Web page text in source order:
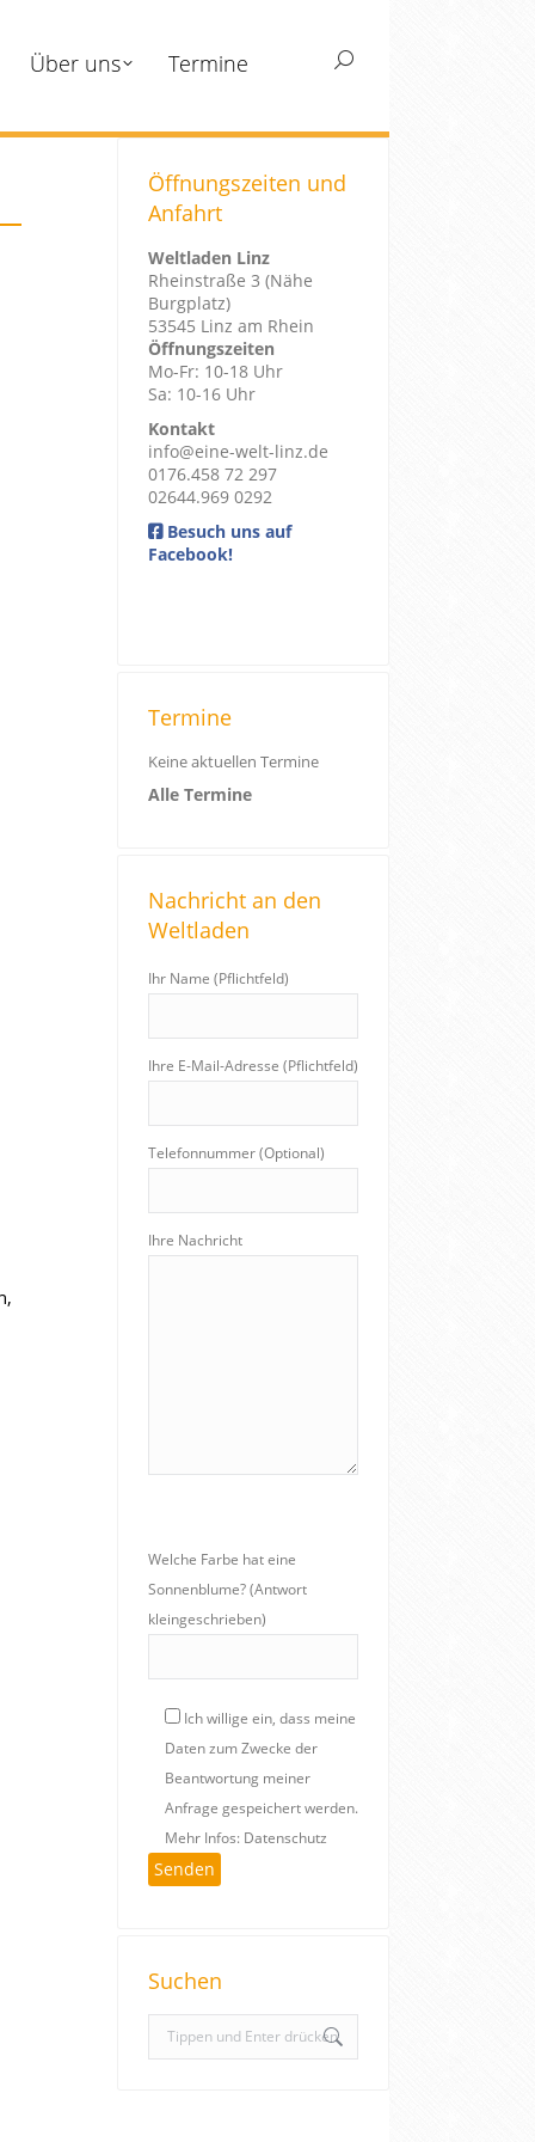
Über uns Termine Search:
Öffnungszeiten und
Anfahrt
Weltladen Linz
Rheinstraße 3 (Nähe
Burgplatz)
53545 Linz am Rhein
Öffnungszeiten
Mo-Fr: 10-18 Uhr
Sa: 10-16 Uhr
Kontakt
info@eine-welt-linz.de
0176.458 72 297
02644.969 0292
Besuch uns auf
Facebook!
Termine
Keine aktuellen Termine
Alle Termine
Nachricht an den
Weltladen
Ihr Name (Pflichtfeld)
Ihre E-Mail-Adresse (Pflichtfeld)
Telefonnummer (Optional)
Ihre Nachricht
Welche Farbe hat eine
Sonnenblume? (Antwort
kleingeschrieben)
Ich willige ein, dass meine
Daten zum Zwecke der
Beantwortung meiner
Anfrage gespeichert werden.
Mehr Infos: Datenschutz
Suchen
e